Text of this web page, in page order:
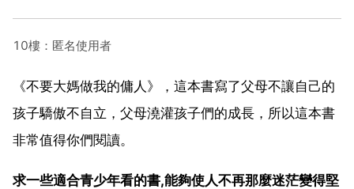
10樓：匿名使用者
《不要大媽做我的傭人》，這本書寫了父母不讓自己的
孩子驕傲不自立，父母澆灌孩子們的成長，所以這本書
非常值得你們閱讀。
求一些適合青少年看的書,能夠使人不再那麼迷茫變得堅